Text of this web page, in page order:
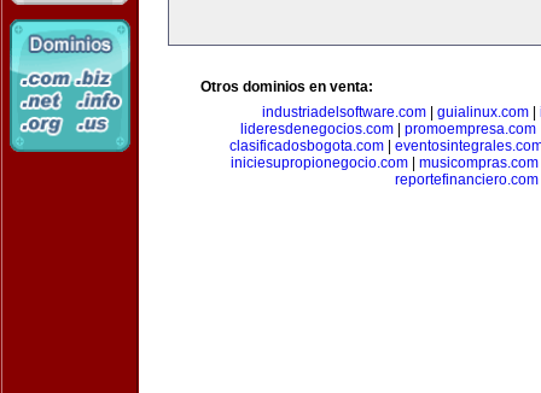
Otros dominios en venta:
industriadelsoftware.com| guialinux.com|
lideresdenegocios.com
promoempresa.com
clasificadosbogota.com
iniciesupropionegocio.com
musicompras.com
reportefinanciero.com